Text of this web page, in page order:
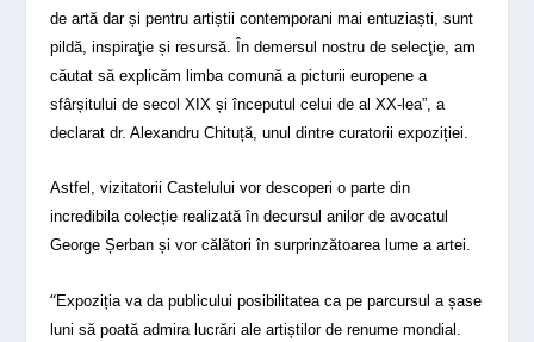
de artă dar și pentru artiștii contemporani mai entuziaști, sunt
pildă, inspiraţie și resursă. În demersul nostru de selecţie, am
căutat să explicăm limba comună a picturii europene a
sfârșitului de secol XIX și începutul celui de al XX-lea”, a
declarat dr. Alexandru Chituță, unul dintre curatorii expoziției.
Astfel, vizitatorii Castelului vor descoperi o parte din
incredibila colecție realizată în decursul anilor de avocatul
George Șerban și vor călători în surprinzătoarea lume a artei.
“Expoziția va da publicului posibilitatea ca pe parcursul a șase
luni să poată admira lucrări ale artiștilor de renume mondial.